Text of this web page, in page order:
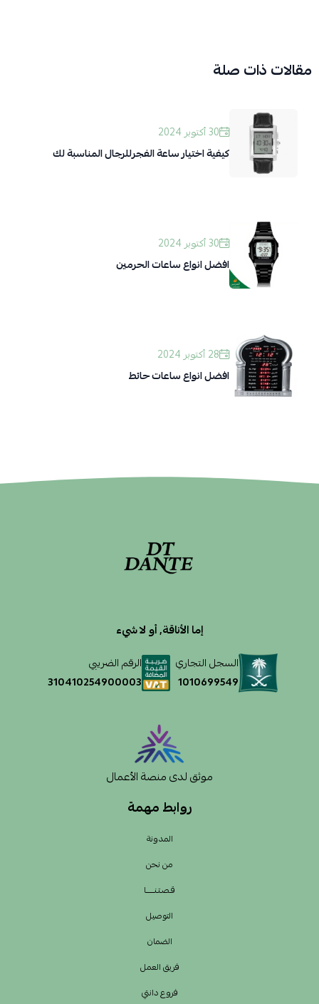
مقالات ذات صلة
30 أكتوبر 2024
كيفية اختيار ساعة الفجرللرجال المناسبة لك
30 أكتوبر 2024
افضل انواع ساعات الحرمين
28 أكتوبر 2024
افضل انواع ساعات حائط
روابط مهمة
المدونة
من نحن
قـصـتـنــــــا
التوصيل
الضمان
فريق العمل
فروع دانتي
إما الأناقة, أو لا شيء
السجل التجاري
1010699549
الرقم الضريبي
310410254900003
موثق لدى منصة الأعمال